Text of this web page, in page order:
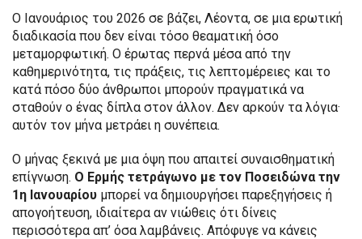
Ο Ιανουάριος του 2026 σε βάζει, Λέοντα, σε μια ερωτική
διαδικασία που δεν είναι τόσο θεαματική όσο
μεταμορφωτική. Ο έρωτας περνά μέσα από την
καθημερινότητα, τις πράξεις, τις λεπτομέρειες και το
κατά πόσο δύο άνθρωποι μπορούν πραγματικά να
σταθούν ο ένας δίπλα στον άλλον. Δεν αρκούν τα λόγια·
αυτόν τον μήνα μετράει η συνέπεια.
Ο μήνας ξεκινά με μια όψη που απαιτεί συναισθηματική
επίγνωση. Ο Ερμής τετράγωνο με τον Ποσειδώνα την
1η Ιανουαρίου μπορεί να δημιουργήσει παρεξηγήσεις ή
απογοήτευση, ιδιαίτερα αν νιώθεις ότι δίνεις
περισσότερα απ’ όσα λαμβάνεις. Απόφυγε να κάνεις